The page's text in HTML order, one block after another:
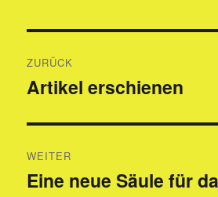
ZURÜCK
Vorheriger
Artikel erschienen
WEITER
Nächster
Eine neue Säule für